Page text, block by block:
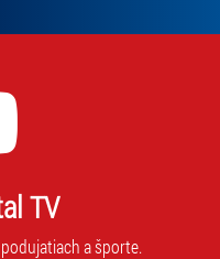
TV
a športe.